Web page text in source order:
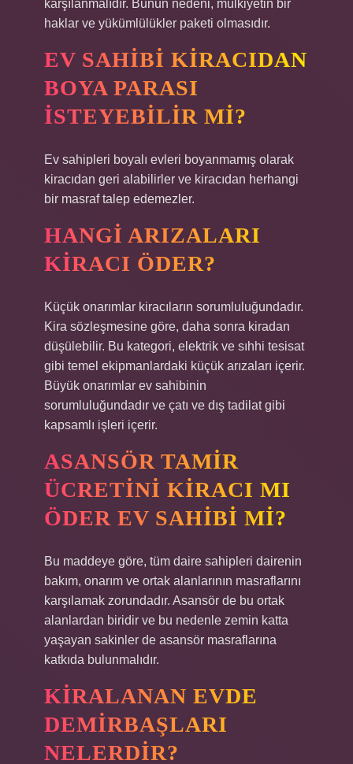
karşılanmalıdır. Bunun nedeni, mülkiyetin bir
haklar ve yükümlülükler paketi olmasıdır.
EV SAHIBI KIRACIDAN
BOYA PARASI
ISTEYEBILIR MI?
Ev sahipleri boyalı evleri boyanmamış olarak
kiracıdan geri alabilirler ve kiracıdan herhangi
bir masraf talep edemezler.
HANGI ARIZALARI
KIRACI ÖDER?
Küçük onarımlar kiracıların sorumluluğundadır.
Kira sözleşmesine göre, daha sonra kiradan
düşülebilir. Bu kategori, elektrik ve sıhhi tesisat
gibi temel ekipmanlardaki küçük arızaları içerir.
Büyük onarımlar ev sahibinin
sorumluluğundadır ve çatı ve dış tadilat gibi
kapsamlı işleri içerir.
ASANSÖR TAMIR
ÜCRETINI KIRACI MI
ÖDER EV SAHIBI MI?
Bu maddeye göre, tüm daire sahipleri dairenin
bakım, onarım ve ortak alanlarının masraflarını
karşılamak zorundadır. Asansör de bu ortak
alanlardan biridir ve bu nedenle zemin katta
yaşayan sakinler de asansör masraflarına
katkıda bulunmalıdır.
KIRALANAN EVDE
DEMIRBAŞLARI
NELERDIR?